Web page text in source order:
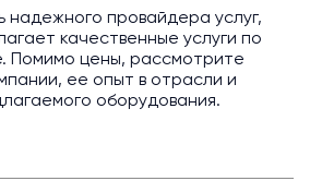
надежного провайдера услуг,
качественные услуги по
Помимо цены, рассмотрите
ее опыт в отрасли и
оборудования.